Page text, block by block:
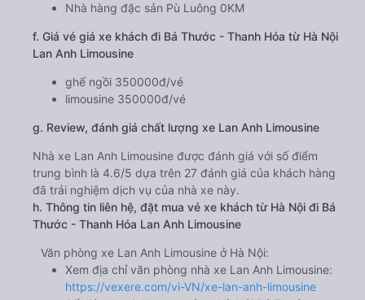
Nhà hàng đặc sản Pù Luông 0KM
f. Giá vé giá xe khách đi Bá Thước - Thanh Hóa từ Hà Nội
Lan Anh Limousine
ghế ngồi 350000đ/vé
limousine 350000đ/vé
g. Review, đánh giá chất lượng xe Lan Anh Limousine
Nhà xe Lan Anh Limousine được đánh giá với số điểm
trung bình là 4.6/5 dựa trên 27 đánh giá của khách hàng
đã trải nghiệm dịch vụ của nhà xe này.
h. Thông tin liên hệ, đặt mua vé xe khách từ Hà Nội đi Bá
Thước - Thanh Hóa Lan Anh Limousine
Văn phòng xe Lan Anh Limousine ở Hà Nội:
Xem địa chỉ văn phòng nhà xe Lan Anh Limousine:
https://vexere.com/vi-VN/xe-lan-anh-limousine